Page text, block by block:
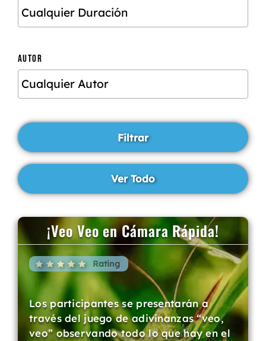
AUTOR
¡Veo Veo en Cámara Rápida!
Rating
Los participantes se presentarán a
través del juego de adivinanzas “veo,
veo” observando todo lo que hay en el